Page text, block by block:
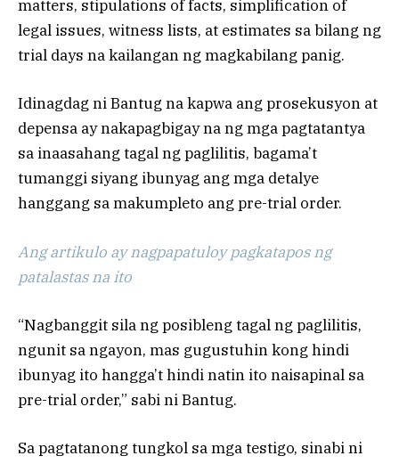
matters, stipulations of facts, simplification of
legal issues, witness lists, at estimates sa bilang ng
trial days na kailangan ng magkabilang panig.
Idinagdag ni Bantug na kapwa ang prosekusyon at
depensa ay nakapagbigay na ng mga pagtatantya
sa inaasahang tagal ng paglilitis, bagama’t
tumanggi siyang ibunyag ang mga detalye
hanggang sa makumpleto ang pre-trial order.
Ang artikulo ay nagpapatuloy pagkatapos ng
patalastas na ito
“Nagbanggit sila ng posibleng tagal ng paglilitis,
ngunit sa ngayon, mas gugustuhin kong hindi
ibunyag ito hangga’t hindi natin ito naisapinal sa
pre-trial order,” sabi ni Bantug.
Sa pagtatanong tungkol sa mga testigo, sinabi ni